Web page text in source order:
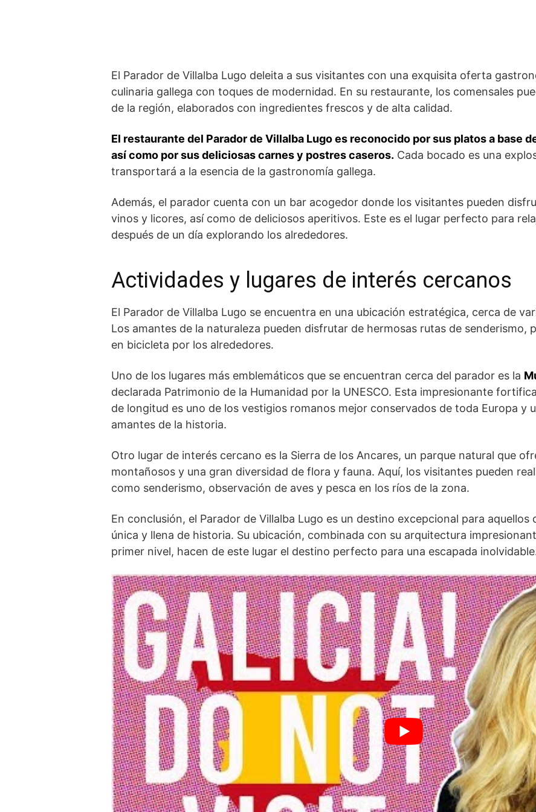
El Parador de Villalba Lugo deleita a sus visitantes con una exquisita oferta
culinaria gallega con ‍toques de ‍modernidad. En su restaurante, los comensales
de la región, elaborados con ingredientes frescos y de alta​ calidad.
El restaurante del Parador de Villalba‌ Lugo es reconocido por sus platos a base
‍así como por sus deliciosas⁣ carnes y⁣ postres caseros. Cada bocado‌ es una
transportará a la esencia de la‌ gastronomía gallega.
Además, el parador ⁢cuenta con un bar acogedor donde los visitantes pueden
vinos y licores, así⁤ como de deliciosos‍ aperitivos. Este es el lugar perfecto para
después de un día ​explorando los alrededores.
Actividades y lugares de interés cercanos
El‍ Parador de Villalba Lugo se encuentra en una ubicación estratégica, cerca de
Los amantes de la naturaleza pueden disfrutar de hermosas rutas de senderismo,
en bicicleta​ por los alrededores.
Uno de los lugares más emblemáticos que se encuentran cerca del ⁢parador es la
declarada ⁤Patrimonio ‍de la Humanidad por la ‍UNESCO. Esta impresionante⁢
de longitud ​es uno de los vestigios romanos mejor⁣ conservados de toda Europa y
amantes de la historia.
Otro lugar de interés cercano es la Sierra de los⁢ Ancares, un parque natural que
montañosos ⁣y una gran ‌diversidad‍ de flora y fauna. Aquí, los visitantes pueden
como senderismo, observación de aves y pesca en los ríos de la zona.
En conclusión, el Parador de Villalba Lugo es un destino excepcional para aquellos
única ⁤y llena de ⁢historia. Su ubicación, combinada con su‍ arquitectura
primer⁣ nivel, hacen de ⁤este lugar el destino perfecto para una escapada